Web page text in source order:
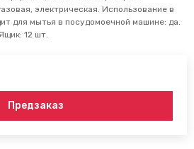
электрическая. Использование в
для мытья в посудомоечной машине: да.
12 шт.
Предзаказ